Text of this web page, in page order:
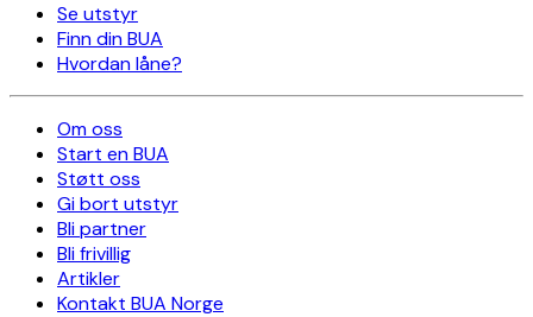
Se utstyr
Finn din BUA
Hvordan låne?
Om oss
Start en BUA
Støtt oss
Gi bort utstyr
Bli partner
Bli frivillig
Artikler
Kontakt BUA Norge